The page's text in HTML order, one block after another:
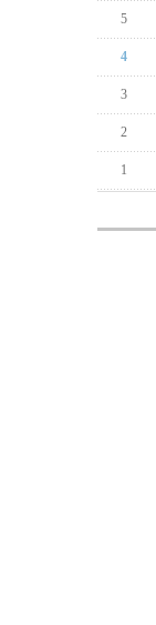
5
4
3
2
1